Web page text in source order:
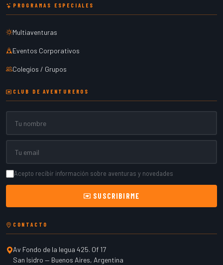
PROGRAMAS ESPECIALES
Multiaventuras
Eventos Corporativos
Colegios / Grupos
CLUB DE AVENTUREROS
Acepto recibir información sobre aventuras y novedades
SUSCRIBIRME
CONTACTO
Av Fondo de la legua 425. Of 17
San Isidro — Buenos Aires, Argentina